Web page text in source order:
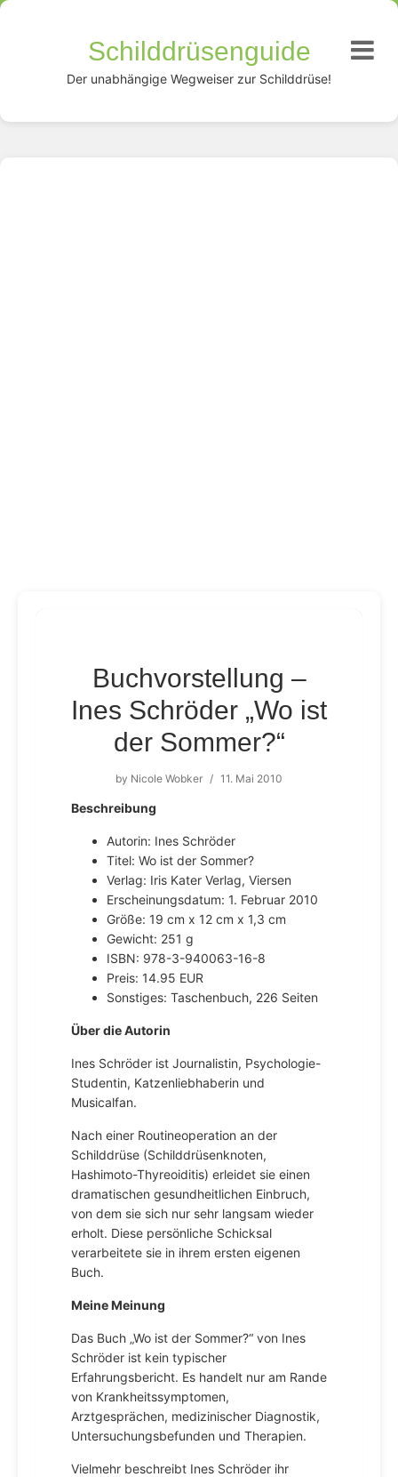
Schilddrüsenguide
Der unabhängige Wegweiser zur Schilddrüse!
Buchvorstellung –
Ines Schröder „Wo ist
der Sommer?“
by Nicole Wobker / 11. Mai 2010
Beschreibung
Autorin: Ines Schröder
Titel: Wo ist der Sommer?
Verlag: Iris Kater Verlag, Viersen
Erscheinungsdatum: 1. Februar 2010
Größe: 19 cm x 12 cm x 1,3 cm
Gewicht: 251 g
ISBN: 978-3-940063-16-8
Preis: 14.95 EUR
Sonstiges: Taschenbuch, 226 Seiten
Über die Autorin
Ines Schröder ist Journalistin, Psychologie-
Studentin, Katzenliebhaberin und
Musicalfan.
Nach einer Routineoperation an der
Schilddrüse (Schilddrüsenknoten,
Hashimoto-Thyreoiditis) erleidet sie einen
dramatischen gesundheitlichen Einbruch,
von dem sie sich nur sehr langsam wieder
erholt. Diese persönliche Schicksal
verarbeitete sie in ihrem ersten eigenen
Buch.
Meine Meinung
Das Buch „Wo ist der Sommer?“ von Ines
Schröder ist kein typischer
Erfahrungsbericht. Es handelt nur am Rande
von Krankheitssymptomen,
Arztgesprächen, medizinischer Diagnostik,
Untersuchungsbefunden und Therapien.
Vielmehr beschreibt Ines Schröder ihr